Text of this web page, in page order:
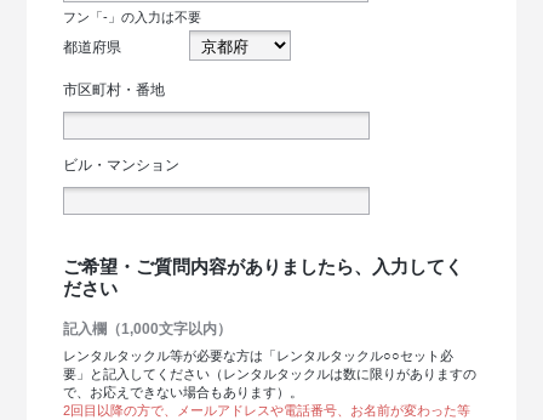
フン「-」の入力は不要
都道府県
市区町村・番地
ビル・マンション
ご希望・ご質問内容がありましたら、入力してく
ださい
記入欄（1,000文字以内）
レンタルタックル等が必要な方は「レンタルタックル○○セット必
要」と記入してください（レンタルタックルは数に限りがありますの
で、お応えできない場合もあります）。
2回目以降の方で、メールアドレスや電話番号、お名前が変わった等